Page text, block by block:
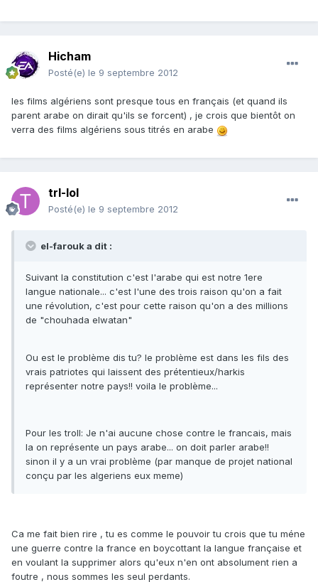
Hicham
Posté(e) le 9 septembre 2012
les films algériens sont presque tous en français (et quand ils
parent arabe on dirait qu'ils se forcent) , je crois que bientôt on
verra des films algériens sous titrés en arabe
trl-lol
Posté(e) le 9 septembre 2012
el-farouk a dit :
Suivant la constitution c'est l'arabe qui est notre 1ere
langue nationale... c'est l'une des trois raison qu'on a fait
une révolution, c'est pour cette raison qu'on a des millions
de "chouhada elwatan"
Ou est le problème dis tu? le problème est dans les fils des
vrais patriotes qui laissent des prétentieux/harkis
représenter notre pays!! voila le problème...
Pour les troll: Je n'ai aucune chose contre le francais, mais
la on représente un pays arabe... on doit parler arabe!!
sinon il y a un vrai problème (par manque de projet national
conçu par les algeriens eux meme)
Ca me fait bien rire , tu es comme le pouvoir tu crois que tu méne
une guerre contre la france en boycottant la langue française et
en voulant la supprimer alors qu'eux n'en ont absolument rien a
foutre , nous sommes les seul perdants.